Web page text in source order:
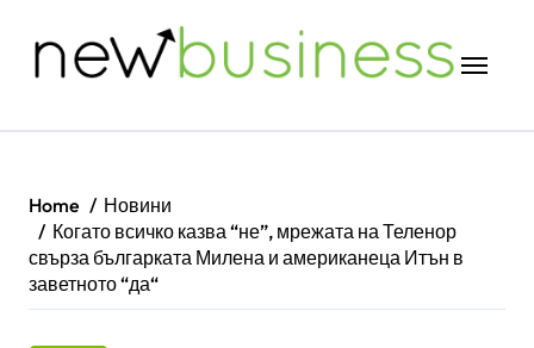
Home
Новини
Когато всичко казва “не”, мрежата на Теленор
свърза българката Милена и американеца Итън в
заветното “да“